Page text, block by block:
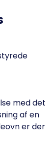
med det
af en
er der